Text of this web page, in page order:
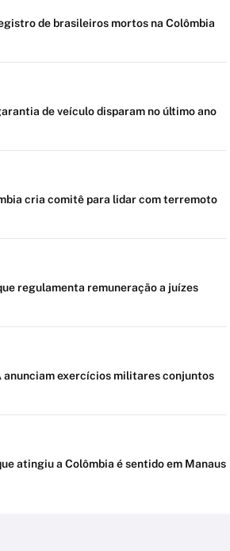
de brasileiros mortos na Colômbia
de veículo disparam no último ano
cria comitê para lidar com terremoto
regulamenta remuneração a juízes
anunciam exercícios militares conjuntos
atingiu a Colômbia é sentido em Manaus